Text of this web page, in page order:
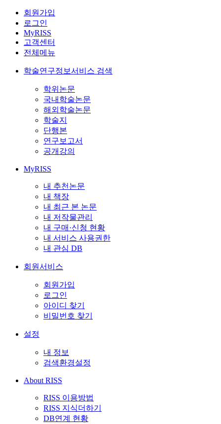
회원가입
로그인
MyRISS
고객센터
전체메뉴
학술연구정보서비스 검색
학위논문
국내학술논문
해외학술논문
학술지
단행본
연구보고서
공개강의
MyRISS
내 추천논문
내 책장
내 최근 본 논문
내 저작물관리
내 구매·신청 현황
내 서비스 사용권한
내 관심 DB
회원서비스
회원가입
로그인
아이디 찾기
비밀번호 찾기
설정
내 정보
검색환경설정
About RISS
RISS 이용방법
RISS 지식더하기
DB연계 현황